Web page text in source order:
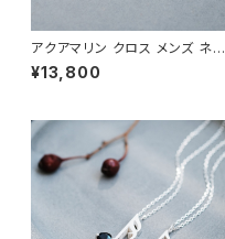
アクアマリン クロス メンズ ネッ
クレス シルバー925
¥13,800